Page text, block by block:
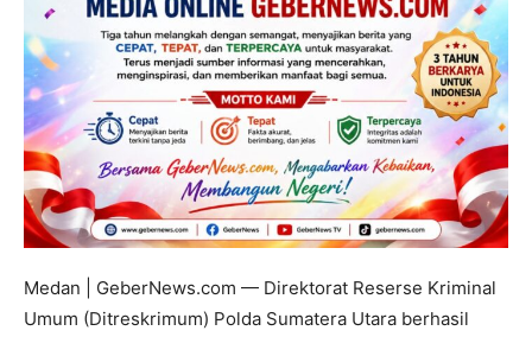
Medan | GeberNews.com — Direktorat Reserse Kriminal
Umum (Ditreskrimum) Polda Sumatera Utara berhasil